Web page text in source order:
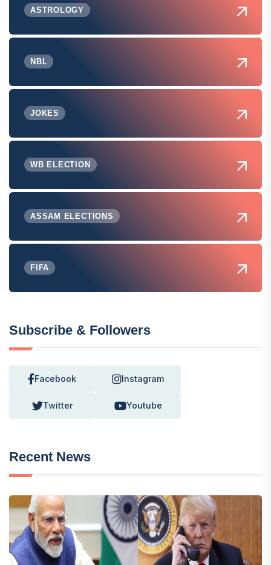
ASTROLOGY
NBL
JOKES
WB ELECTION
ASSAM ELECTIONS
FIFA
Subscribe & Followers
Facebook Instagram
Twitter Youtube
Recent News